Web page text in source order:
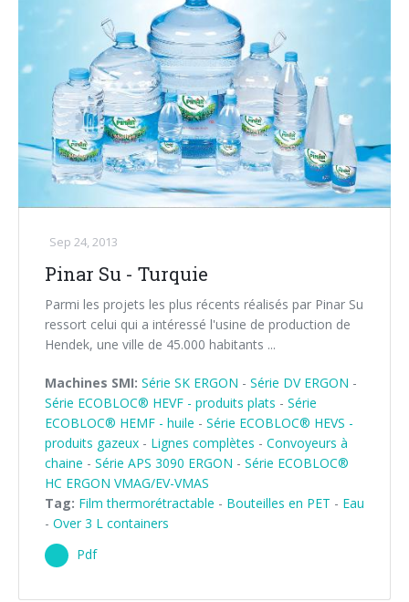
Sep 24, 2013
Pinar Su - Turquie
Parmi les projets les plus récents réalisés par Pinar Su
ressort celui qui a intéressé l'usine de production de
Hendek, une ville de 45.000 habitants ...
Machines SMI: Série SK ERGON - Série DV ERGON -
Série ECOBLOC® HEVF - produits plats - Série
ECOBLOC® HEMF - huile - Série ECOBLOC® HEVS -
produits gazeux - Lignes complètes - Convoyeurs à
chaine - Série APS 3090 ERGON - Série ECOBLOC®
HC ERGON VMAG/EV-VMAS
Tag: Film thermorétractable - Bouteilles en PET - Eau
- Over 3 L containers
Pdf